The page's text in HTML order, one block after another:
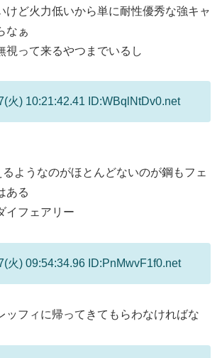
けど火力低いから単に耐性優秀な強キャ
なぁ
視って来るやつまでいるし
火) 10:21:42.41 ID:WBqlNtDv0.net
ようなのがほとんどないのが鋼もフェ
ある
イフェアリー
火) 09:54:34.96 ID:PnMwvF1f0.net
ッフィに帰ってきてもらわなければな